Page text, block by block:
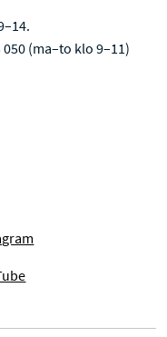
050 (ma–to klo 9–11)